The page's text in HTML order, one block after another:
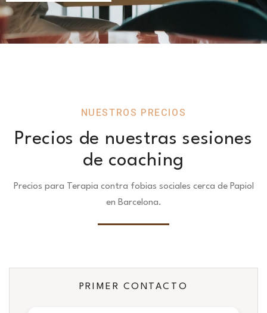
NUESTROS PRECIOS
Precios de nuestras sesiones
de coaching
Precios para Terapia contra fobias sociales cerca de Papiol
en Barcelona.
PRIMER CONTACTO